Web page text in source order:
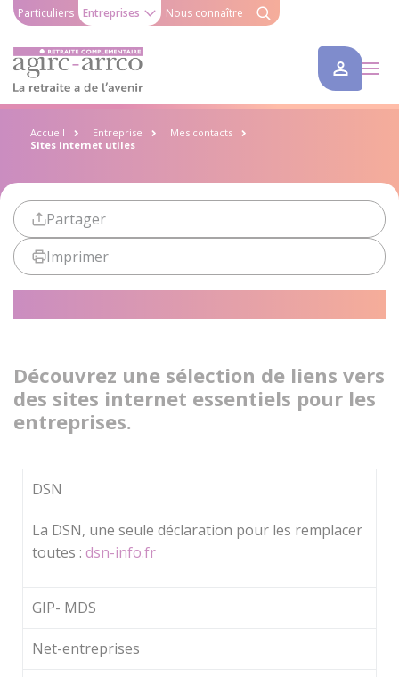
Particuliers Entreprises Nous connaître
Accueil Entreprise
Mes contacts
Sites internet utiles
Partager
Imprimer
Découvrez une sélection de liens vers
des sites internet essentiels pour les
entreprises.
DSN
La DSN, une seule déclaration pour les remplacer
toutes : dsn-info.fr
GIP- MDS
Net-entreprises